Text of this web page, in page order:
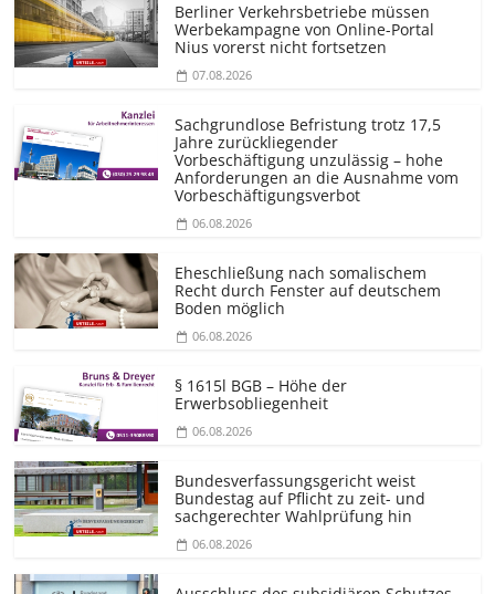
Berliner Verkehrsbetriebe müssen
Werbekampagne von Online-Portal
Nius vorerst nicht fortsetzen
07.08.2026
Sachgrundlose Befristung trotz 17,5
Jahre zurückliegender
Vorbeschäftigung unzulässig – hohe
Anforderungen an die Ausnahme vom
Vorbeschäf­tigungsverbot
06.08.2026
Eheschließung nach somalischem
Recht durch Fenster auf deutschem
Boden möglich
06.08.2026
§ 1615l BGB – Höhe der
Erwerbsobliegenheit
06.08.2026
Bundesver­fassungsgericht weist
Bundestag auf Pflicht zu zeit- und
sachgerechter Wahlprüfung hin
06.08.2026